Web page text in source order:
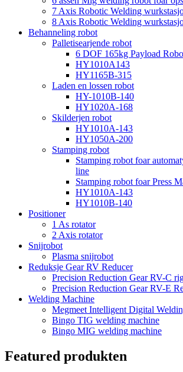
7 Axis Robotic Welding
8 Axis Robotic Welding
Behanneling robot
Palletisearjende robot
6 DOF 165kg Payload
HY1010A143
HY1165B-315
Laden en lossen robot
HY-1010B-140
HY1020A-168
Skilderjen robot
HY1010A-143
HY1050A-200
Stamping robot
Stamping robot foar
line
Stamping robot foar Press
HY1010A-143
HY1010B-140
Positioner
1 As rotator
2 Axis rotator
Snijrobot
Plasma snijrobot
Reduksje Gear RV Reducer
Precision Reduction Gear RV-C
Precision Reduction Gear RV-E
Welding Machine
Megmeet Intelligent Digital
Bingo TIG welding machine
Bingo MIG welding machine
Featured produkten